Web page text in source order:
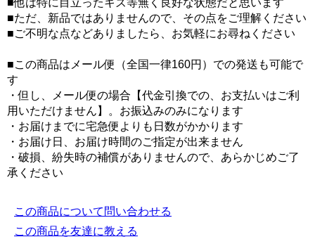
■他は特に目立ったキズ等無く良好な状態だと思います
■ただ、新品ではありませんので、その点をご理解ください
■ご不明な点などありましたら、お気軽にお尋ねください
■この商品はメール便（全国一律160円）での発送も可能で
す
・但し、メール便の場合【代金引換での、お支払いはご利
用いただけません】。お振込みのみになります
・お届けまでに宅急便よりも日数がかかります
・お届け日、お届け時間のご指定が出来ません
・破損、紛失時の補償がありませんので、あらかじめご了
承ください
この商品について問い合わせる
この商品を友達に教える